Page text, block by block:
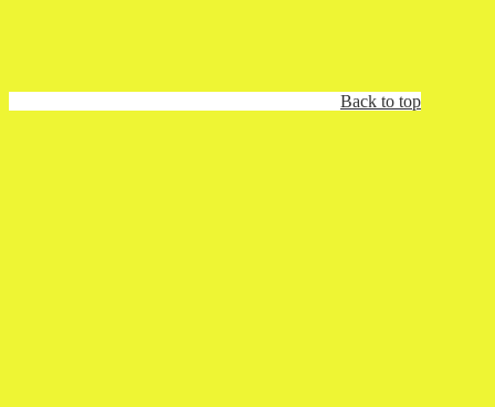
Back to top